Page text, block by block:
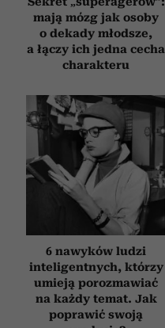
mają mózg jak osoby
o dekady młodsze,
a łączy ich jedna cecha
charakteru
6 nawyków ludzi
inteligentnych, którzy
umieją porozmawiać
na każdy temat. Jak
poprawić swoją